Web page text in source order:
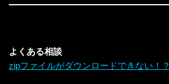
よくある相談
zipファイルがダウンロードできない！？